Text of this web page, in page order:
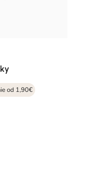
od 1,90€